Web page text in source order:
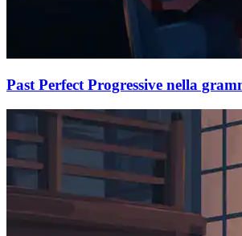
Past Perfect Progressive nella